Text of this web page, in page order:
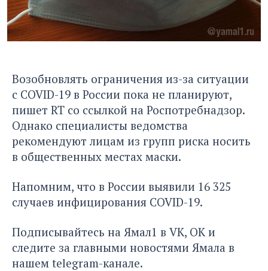
Возобновлять ограничения из-за ситуации
с COVID-19 в России пока не планируют,
пишет RT со ссылкой на Роспотребнадзор.
Однако специалисты ведомства
рекомендуют лицам из групп риска носить
в общественных местах маски.
Напомним, что в России выявили 16 325
случаев инфицирования COVID-19.
Подписывайтесь на Ямал1 в VK, ОК и
следите за главными новостями Ямала в
нашем telegram-канале.